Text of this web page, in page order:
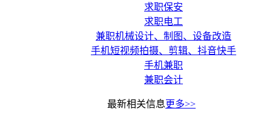
求职保安
求职电工
兼职机械设计、制图、设备改造
手机短视频拍摄、剪辑、抖音快手
手机兼职
兼职会计
最新相关信息更多>>